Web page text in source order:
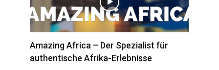
Amazing Africa – Der Spezialist für
authentische Afrika-Erlebnisse